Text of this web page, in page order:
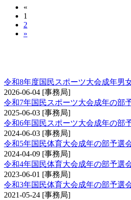
«
1
2
»
令和8年度国民スポーツ大会成年
2026-06-04 [事務局]
令和7年国民スポーツ大会成年の
2025-06-03 [事務局]
令和6年国民スポーツ大会成年の部
2024-06-03 [事務局]
令和5年国民体育大会成年の部予選
2024-04-09 [事務局]
令和4年国民体育大会成年の部予選
2023-06-01 [事務局]
令和3年国民体育大会成年の部予選
2021-05-24 [事務局]